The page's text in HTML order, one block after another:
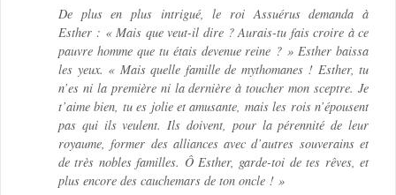
De plus en plus intrigué, le roi Assuérus demanda à
Esther : « Mais que veut-il dire ? Aurais-tu fais croire à ce
pauvre homme que tu étais devenue reine ? » Esther baissa
les yeux. « Mais quelle famille de mythomanes ! Esther, tu
n’es ni la première ni la dernière à toucher mon sceptre. Je
t’aime bien, tu es jolie et amusante, mais les rois n’épousent
pas qui ils veulent. Ils doivent, pour la pérennité de leur
royaume, former des alliances avec d’autres souverains et
de très nobles familles. Ô Esther, garde-toi de tes rêves, et
plus encore des cauchemars de ton oncle ! »